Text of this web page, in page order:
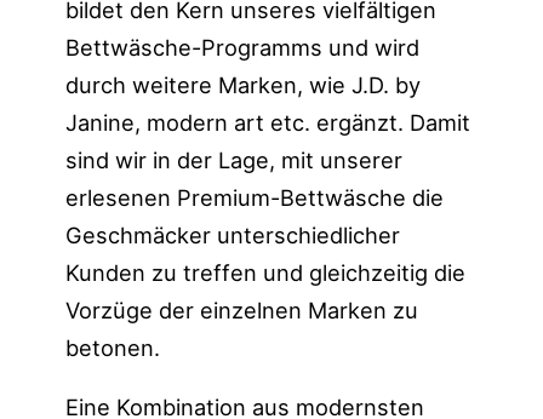
bildet den Kern unseres vielfältigen
Bettwäsche-Programms und wird
durch weitere Marken, wie J.D. by
Janine, modern art etc. ergänzt. Damit
sind wir in der Lage, mit unserer
erlesenen Premium-Bettwäsche die
Geschmäcker unterschiedlicher
Kunden zu treffen und gleichzeitig die
Vorzüge der einzelnen Marken zu
betonen.
Eine Kombination aus modernsten